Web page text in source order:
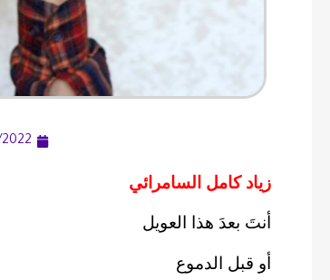
زياد كامل السامرائي
أنتَ بعدَ هذا العويل
أو قبل الدموع